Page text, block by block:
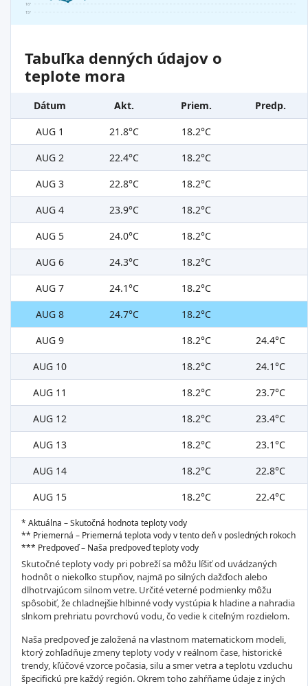
15°
16°
Tabuľka denných údajov o
teplote mora
Dátum Akt. Priem.
Predp.
AUG 1
21.8°C
18.2°C
AUG 2
22.4°C
18.2°C
AUG 3
22.8°C
18.2°C
AUG 4
23.9°C
18.2°C
AUG 5
24.0°C
18.2°C
AUG 6
24.3°C
18.2°C
AUG 7
24.1°C
18.2°C
AUG 8
24.7°C
18.2°C
AUG 9
18.2°C
24.4°C
AUG 10
18.2°C
24.1°C
AUG 11
18.2°C
23.7°C
AUG 12
18.2°C
23.4°C
AUG 13
18.2°C
23.1°C
AUG 14
18.2°C
22.8°C
AUG 15
18.2°C 22.4°C
* Aktuálna – Skutočná hodnota teploty vody
** Priemerná – Priemerná teplota vody v tento deň v posledných rokoch
*** Predpoveď – Naša predpoveď teploty vody
Skutočné teploty vody pri pobreží sa môžu líšiť od uvádzaných
hodnôt o niekoľko stupňov, najmä po silných dažďoch alebo
dlhotrvajúcom silnom vetre. Určité veterné podmienky môžu
spôsobiť, že chladnejšie hlbinné vody vystúpia k hladine a nahradia
slnkom prehriatu povrchovú vodu, čo vedie k citeľným rozdielom.
Naša predpoveď je založená na vlastnom matematickom modeli,
ktorý zohľadňuje zmeny teploty vody v reálnom čase, historické
trendy, kľúčové vzorce počasia, silu a smer vetra a teplotu vzduchu
špecifickú pre každý región. Okrem toho zahŕňame údaje z iných